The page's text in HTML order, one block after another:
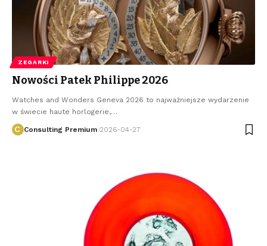
ZEGARKI
Nowości Patek Philippe 2026
Watches and Wonders Geneva 2026 to najważniejsze wydarzenie
w świecie haute horlogerie,…
Consulting Premium 2026-04-27